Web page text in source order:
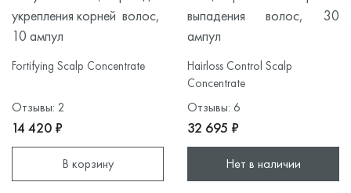
укрепления корней волос,
10 ампул
Fortifying Scalp Concentrate
Отзывы: 2
14 420 ₽
В корзину
выпадения волос, 30
ампул
Hairloss Control Scalp
Concentrate
Отзывы: 6
32 695 ₽
Нет в наличии